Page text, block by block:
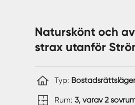
Naturskönt och
strax utanför
Typ:
Rum: 3, varav 2